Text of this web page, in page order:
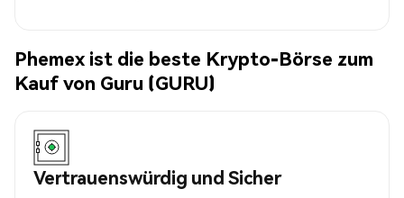
Phemex ist die beste Krypto-Börse zum
Kauf von Guru (GURU)
Vertrauenswürdig und Sicher